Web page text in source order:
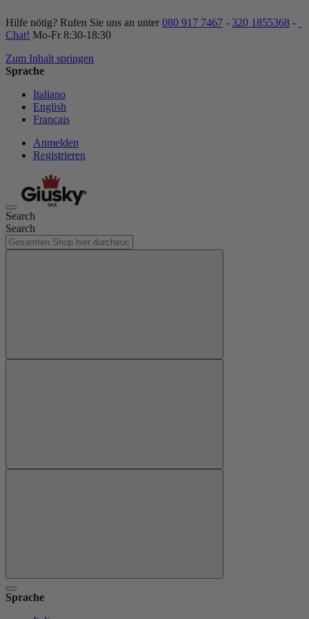
Hilfe nötig? Rufen Sie uns an unter 080 917 7467 - 320 1855368 -
Chat! Mo-Fr 8:30-18:30
Zum Inhalt springen
Sprache
Italiano
English
Français
Anmelden
Registrieren
Search
Search
Sprache